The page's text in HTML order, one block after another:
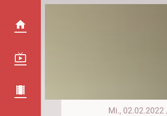
Mi., 02.02.2022